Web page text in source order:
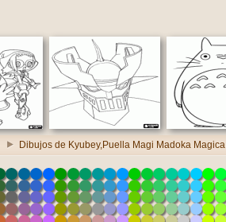
Dibujos de Kyubey,Puella Magi Madoka Magica